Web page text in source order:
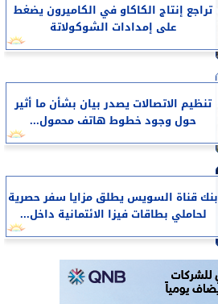
تراجع إنتاج الكاكاو في الكاميرون يضغط
على إمدادات الشوكولاتة
تنظيم الاتصالات يصدر بيان بشأن ما أثير
حول وجود خطوط هاتف محمول...
بنك قناة السويس يطلق مزايا سفر حصرية
لحاملي بطاقات فيزا الائتمانية داخل...